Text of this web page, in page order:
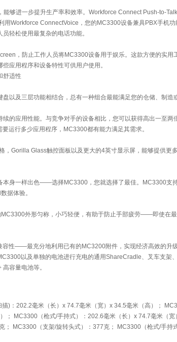
够进一步提升生产率和效率。Workforce Connect Push-to-
用Workforce ConnectVoice，您的MC3300设备兼具PBX手机
轻松使用最复杂的电话功能。
，防止工作人员将MC3300设备用于娱乐。这款方便的实用
应用程序和设备特性可供用户使用。
舒适性
以及三层功能相结合，总有一种组合最能满足您的仓储、制造
的应用性能。与竞争对手的设备相比，您可以获得高出一至两
运行多少应用程序，MC3300都有能力满足其需求。
，Gorilla Glass触控面板以及更大的4英寸显示屏，能够提供更
本身一样出色——选择MC3300，您就选择了最佳。MC3300支
据体验。
外形匀称，小巧轻便，有助于防止手部疲劳——即使在最
容性——最充分地利用已有的MC3200附件，实现经济高效的升
以及单独的电池进行充电的通用ShareCradle、叉车支架
容量电池等。
)：202.2毫米（长）x 74.7毫米（宽）x 34.5毫米（高）；
； MC3300（枪式/手持式）：202.6毫米（长）x 74.7毫米（宽
； MC3300（支架/旋转头式）：377克； MC3300（枪式/手持